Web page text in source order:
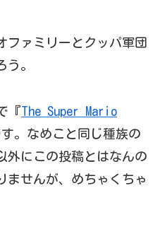
ファミリーとクッパ軍団
。
『The Super Mario
。なめこと同じ種族の
外にこの投稿とはなんの
ませんが、めちゃくちゃ